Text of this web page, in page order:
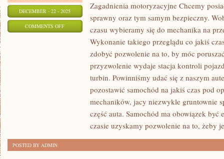
DECEMBER - 22 - 2025
COMMENTS OFFON
PRZEKONANIE,
SAMOCHÓD
I
TYM
Zagadnienia motoryzacyjne Chcemy
sprawny oraz tym samym bezpieczny.
czasu wybieramy się do mechanika na
Wykonanie takiego przeglądu co jakiś
zdobyć pozwolenie na to, by móc
przyzwolenie wydaje stacja kontroli
turbin. Powinniśmy udać się z naszym
pozostawić samochód na jakiś czas pod
mechaników, jacy niezwykle gruntownie
część auta. Samochód ma obowiązek
czasie uzyskamy pozwolenie na to, żeby
POSTED BY ADMIN